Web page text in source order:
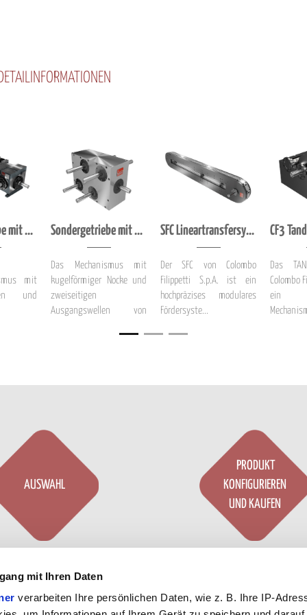
mit Ihren Daten
verarbeiten Ihre persönlichen Daten, wie z. B. Ihre IP-
Sondergetriebe mit 7 Abtriebsbewegungen zwangssynchronisiert (Prinzip Königswelle)
mit
und
Sondergetriebe mit 4 Abtriebsbewegungen zwangssynchronisiert (Prinzip Königswelle)
Das Mechanismus mit
kugelförmiger Nocke und
zweiseitigen
Ausgangswellen von
SFC Lineartransfersystem oder Lineartaktsystem
Der SFC von Colombo
Filippetti S.p.A. ist ein
hochpräzises modulares
Fördersyste...
Das
Colombo
ein
AUSWAHL
IhrerBedürfnisse
Konfigurator.
PRODUKT
KONFIGURIEREN
UND KAUFEN
our configurator.